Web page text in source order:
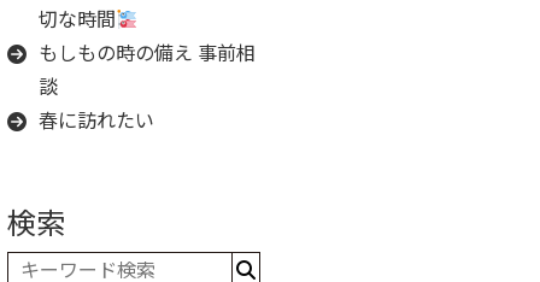
切な時間
もしもの時の備え 事前相
談
春に訪れたい
検索